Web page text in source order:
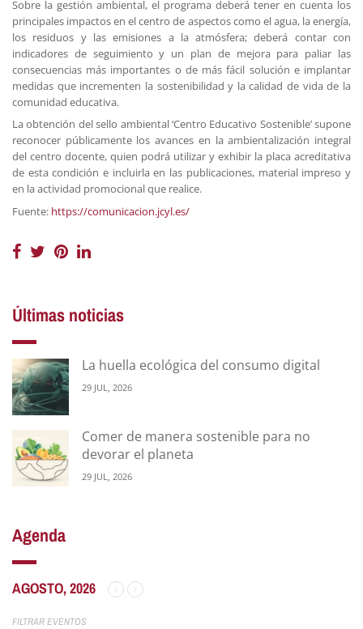
Sobre la gestión ambiental, el programa deberá tener en cuenta los
principales impactos en el centro de aspectos como el agua, la energía,
los residuos y las emisiones a la atmósfera; deberá contar con
indicadores de seguimiento y un plan de mejora para paliar las
consecuencias más importantes o de más fácil solución e implantar
medidas que incrementen la sostenibilidad y la calidad de vida de la
comunidad educativa.
La obtención del sello ambiental ‘Centro Educativo Sostenible’ supone
reconocer públicamente los avances en la ambientalización integral
del centro docente, quien podrá utilizar y exhibir la placa acreditativa
de esta condición e incluirla en las publicaciones, material impreso y
en la actividad promocional que realice.
Fuente: https://comunicacion.jcyl.es/
Últimas noticias
La huella ecológica del consumo digital
29 JUL, 2026
Comer de manera sostenible para no
devorar el planeta
29 JUL, 2026
Agenda
AGOSTO, 2026
FILTRAR EVENTOS